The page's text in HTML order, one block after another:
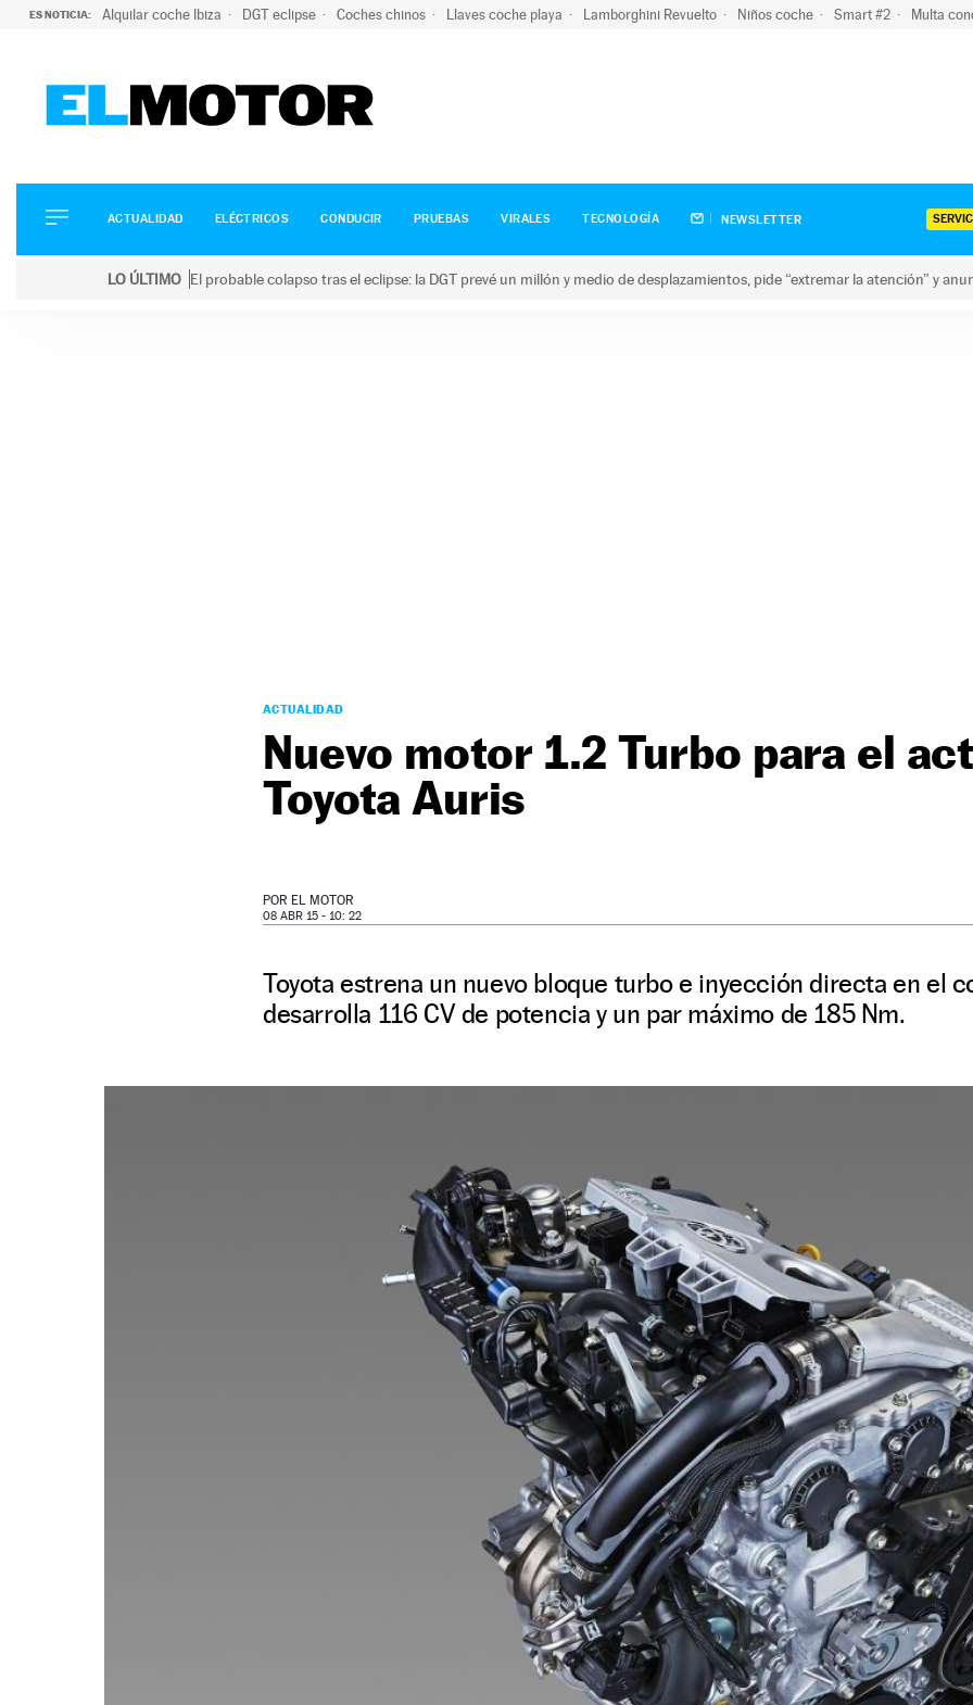
ES NOTICIA: Alquilar coche Ibiza DGT eclipse Coches chinos Llaves coche playa Lamborghini Revuelto Niños coche Smart #2 Multa
ELÉCTRICOS
CONDUCIR
ACTUALIDAD ELÉCTRICOS CONDUCIR PRUEBAS VIRALES TECNOLOGÍA NEWSLETTER
LO ÚLTIMO El probable colapso tras el eclipse: la DGT prevé un millón y medio de desplazamientos, pide “extremar la atención” y
ACTUALIDAD
Nuevo motor 1.2 Turbo para el
Toyota Auris
POR EL MOTOR
08 ABR 15 - 10: 22
Toyota estrena un nuevo bloque turbo e inyección directa en el
desarrolla 116 CV de potencia y un par máximo de 185 Nm.